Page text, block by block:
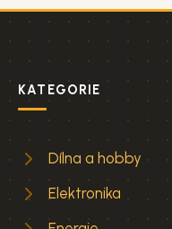
KATEGORIE
Dílna a hobby
Elektronika